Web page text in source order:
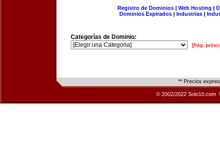
Registro de Dominios| Web Hosting |
Dominios Expirados | Industrias |
Categorías de Dominio:
[Pág.
** Precios
© 2002/2022 Solo10.com